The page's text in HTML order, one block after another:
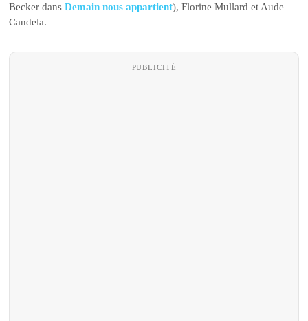
Becker dansDemain nous appartient), Florine Mullard et Aude
Candela.
PUBLICITÉ